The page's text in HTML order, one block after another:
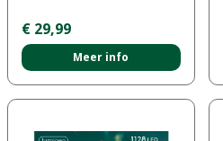
€ 29,99
Meer info